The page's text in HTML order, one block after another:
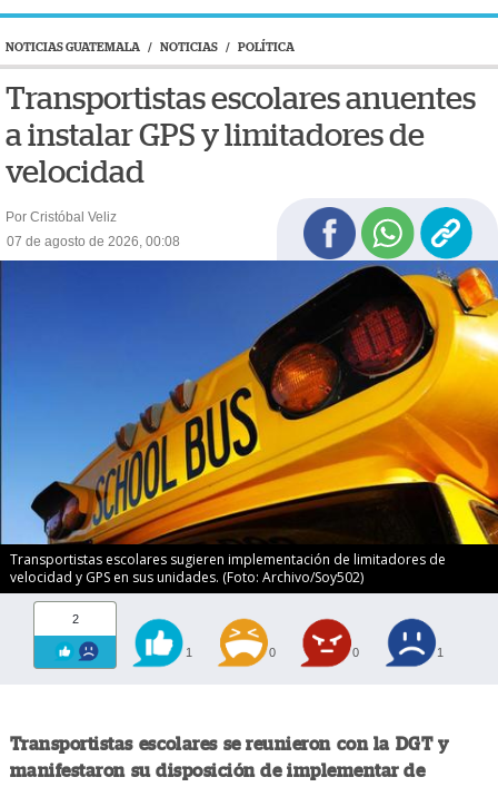
NOTICIAS GUATEMALA / NOTICIAS / POLÍTICA
Transportistas escolares anuentes
a instalar GPS y limitadores de
velocidad
Por Cristóbal Veliz
07 de agosto de 2026, 00:08
Transportistas escolares sugieren implementación de limitadores de
velocidad y GPS en sus unidades. (Foto: Archivo/Soy502)
2
1 0 0 1
Transportistas escolares se reunieron con la DGT y
manifestaron su disposición de implementar de